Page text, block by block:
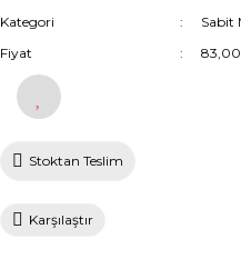
Kategori Sabit
Fiyat
83,00
Stoktan Teslim
Karşılaştır